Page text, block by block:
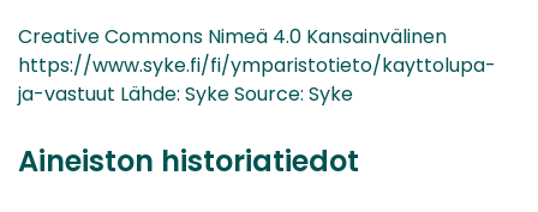
Creative Commons Nimeä 4.0 Kansainvälinen
https://www.syke.fi/fi/ymparistotieto/kayttolupa-
ja-vastuut Lähde: Syke Source: Syke
Aineiston historiatiedot